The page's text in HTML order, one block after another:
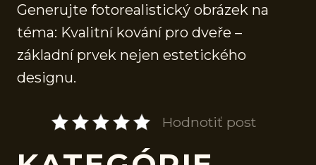
Generujte fotorealistický obrázek na
téma: Kvalitní kování pro dveře –
základní prvek nejen estetického
designu.
Hodnotiť post